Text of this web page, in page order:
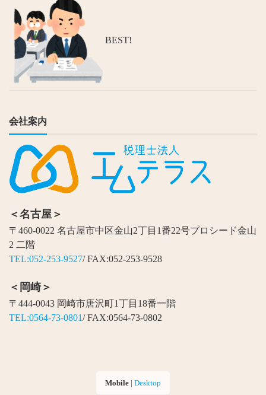
BEST!
会社案内
＜名古屋＞
〒460-0022 名古屋市中区金山2丁目1番22号プロシード金山
2 二階
TEL:052-253-9527/ FAX:052-253-9528
＜岡崎＞
〒444-0043 岡崎市唐沢町1丁目18番一階
TEL:0564-73-0801/ FAX:0564-73-0802
Mobile | Desktop